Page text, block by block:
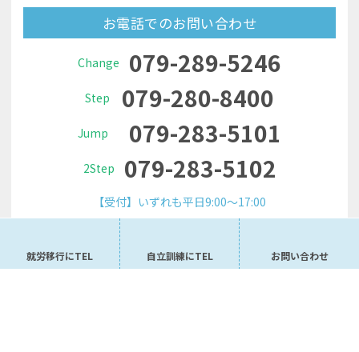
お電話でのお問い合わせ
Change 079-289-5246
Step 079-280-8400
Jump 079-283-5101
2Step 079-283-5102
【受付】いずれも平日9:00～17:00
メールでお問い合わせ
就労移行にTEL 自立訓練にTEL お問い合わせ